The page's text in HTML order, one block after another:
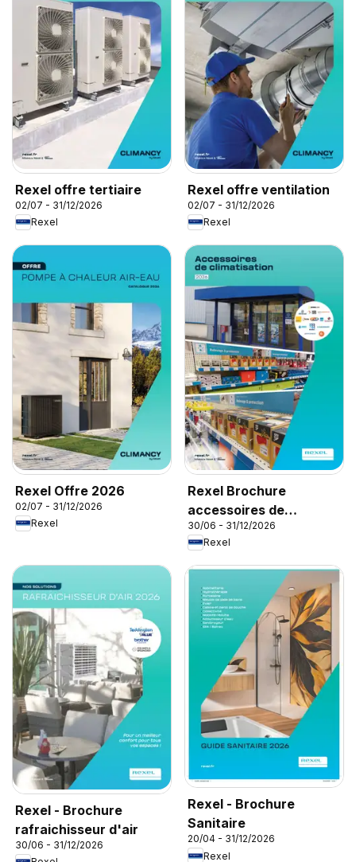
Rexel offre tertiaire
02/07 - 31/12/2026
Rexel
Rexel offre ventilation
02/07 - 31/12/2026
Rexel
Rexel Offre 2026
02/07 - 31/12/2026
Rexel
Rexel Brochure
accessoires de
climatisation
30/06 - 31/12/2026
Rexel
Rexel - Brochure
rafraichisseur d'air
30/06 - 31/12/2026
Rexel - Brochure
Sanitaire
20/04 - 31/12/2026
Rexel